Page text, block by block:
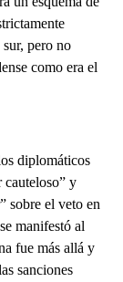
pero no
como era el
diplomáticos
cauteloso” y
sobre el veto en
manifestó al
fue más allá y
sanciones